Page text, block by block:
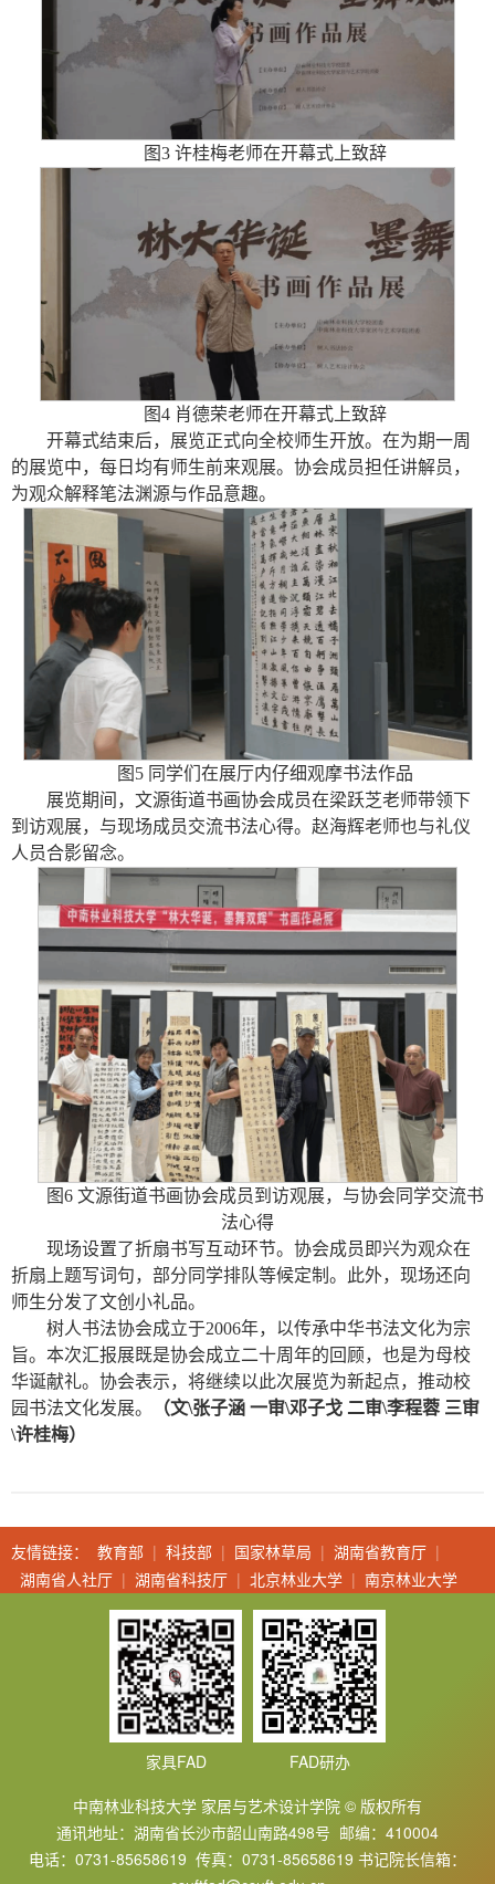
图3 许桂梅老师在开幕式上致辞
图4 肖德荣老师在开幕式上致辞
开幕式结束后，展览正式向全校师生开放。在为期一周
的展览中，每日均有师生前来观展。协会成员担任讲解员，
为观众解释笔法渊源与作品意趣。
图5 同学们在展厅内仔细观摩书法作品
展览期间，文源街道书画协会成员在梁跃芝老师带领下
到访观展，与现场成员交流书法心得。赵海辉老师也与礼仪
人员合影留念。
图6 文源街道书画协会成员到访观展，与协会同学交流书
法心得
现场设置了折扇书写互动环节。协会成员即兴为观众在
折扇上题写词句，部分同学排队等候定制。此外，现场还向
师生分发了文创小礼品。
树人书法协会成立于2006年，以传承中华书法文化为宗
旨。本次汇报展既是协会成立二十周年的回顾，也是为母校
华诞献礼。协会表示，将继续以此次展览为新起点，推动校
园书法文化发展。
（文\张子涵 一审\邓子戈 二审\李程蓉 三审
\许桂梅）
友情链接： 教育部 | 科技部 | 国家林草局 | 湖南省教育厅 |
湖南省人社厅 | 湖南省科技厅 | 北京林业大学 | 南京林业大学
家具FAD
FAD研办
中南林业科技大学 家居与艺术设计学院 © 版权所有
通讯地址：湖南省长沙市韶山南路498号 邮编：410004
电话：0731-85658619 传真：0731-85658619 书记院长信箱：